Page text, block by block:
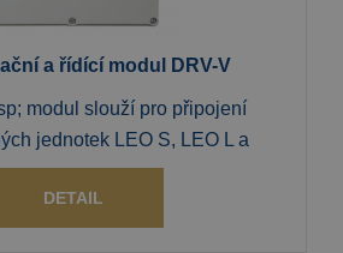
a řídící modul DRV-V
modul slouží pro připojení
jednotek LEO S, LEO L a
DETAIL